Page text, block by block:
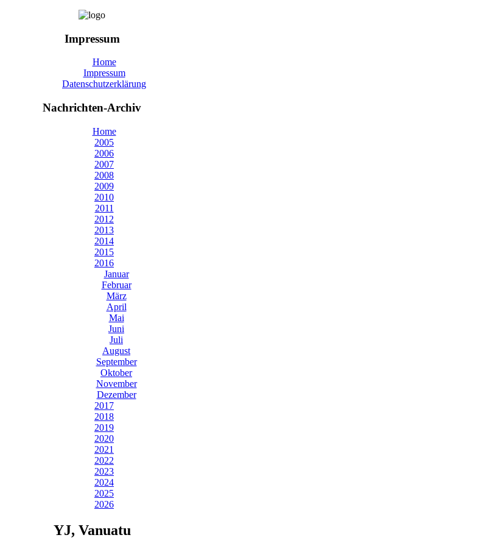
Impressum
Home
Impressum
Datenschutzerklärung
Nachrichten-Archiv
Home
2005
2006
2007
2008
2009
2010
2011
2012
2013
2014
2015
2016
Januar
Februar
März
April
Mai
Juni
Juli
August
September
Oktober
November
Dezember
2017
2018
2019
2020
2021
2022
2023
2024
2025
2026
YJ, Vanuatu